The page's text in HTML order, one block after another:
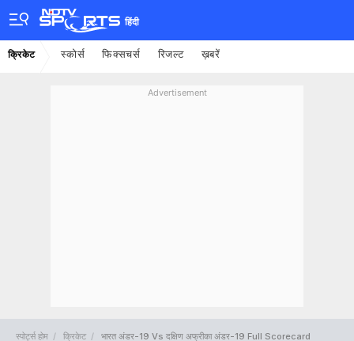
हिंदी
क्रिकेट स्कोर्स फिक्सचर्स रिजल्ट ख़बरें
Advertisement
स्पोर्ट्स होम क्रिकेट भारत अंडर-19 Vs दक्षिण अफ्रीका अंडर-19 Full Scorecard